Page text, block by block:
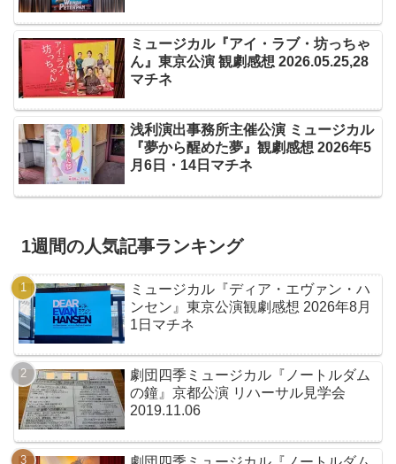
ミュージカル『アイ・ラブ・坊っちゃ
ん』東京公演 観劇感想 2026.05.25,28
マチネ
浅利演出事務所主催公演 ミュージカル
『夢から醒めた夢』観劇感想 2026年5
月6日・14日マチネ
1週間の人気記事ランキング
ミュージカル『ディア・エヴァン・ハ
ンセン』東京公演観劇感想 2026年8月
1日マチネ
劇団四季ミュージカル『ノートルダム
の鐘』京都公演 リハーサル見学会
2019.11.06